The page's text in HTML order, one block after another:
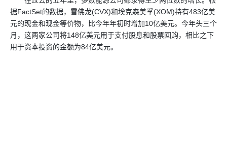
据FactSet的数据，雪佛龙(CVX)和埃克森美孚(XOM)持有483亿美
元的现金和现金等价物，比今年年初时增加10亿美元。今年头三个
月，这两家公司将148亿美元用于支付股息和股票回购，相比之下
用于资本投资的金额为84亿美元。